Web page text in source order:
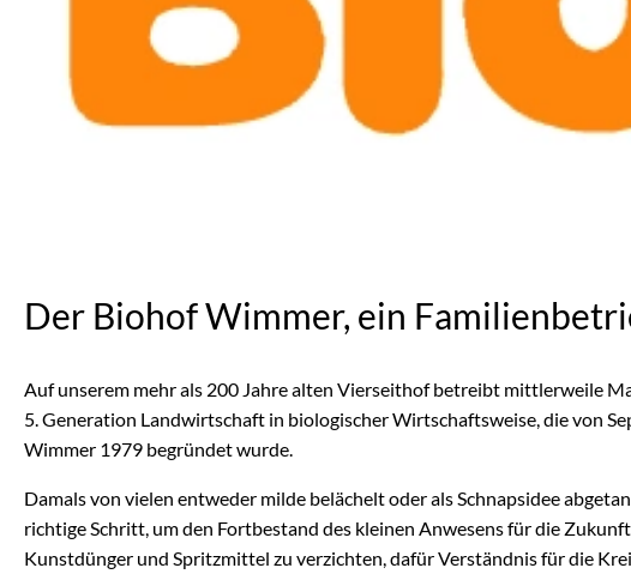
Der Biohof Wimmer, ein
Auf unserem mehr als 200 Jahre alten Vierseithof betreibt mittlerweile
5. Generation Landwirtschaft in biologischer Wirtschaftsweise, die von
Wimmer 1979 begründet wurde.
Damals von vielen entweder milde belächelt oder als Schnapsidee
richtige Schritt, um den Fortbestand des kleinen Anwesens für die
Kunstdünger und Spritzmittel zu verzichten, dafür Verständnis für die